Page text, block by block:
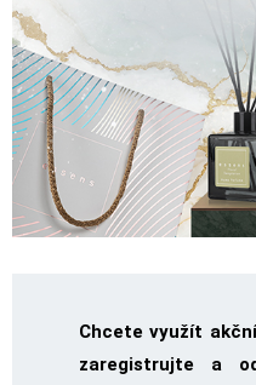
Chcete využít
zaregistrujte a